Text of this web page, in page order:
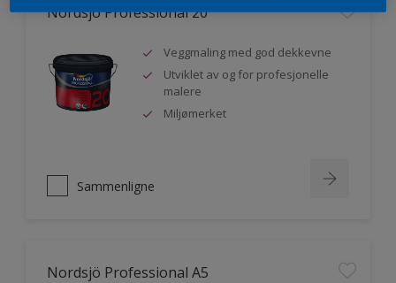
Nordsjö Professional 20
Veggmaling med god dekkevne
Utviklet av og for profesjonelle
malere
Miljømerket
Sammenligne
Nordsjö Professional A5